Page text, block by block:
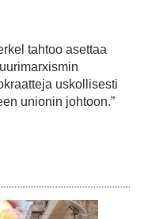
tahtoo asettaa
uskollisesti
unionin johtoon.”